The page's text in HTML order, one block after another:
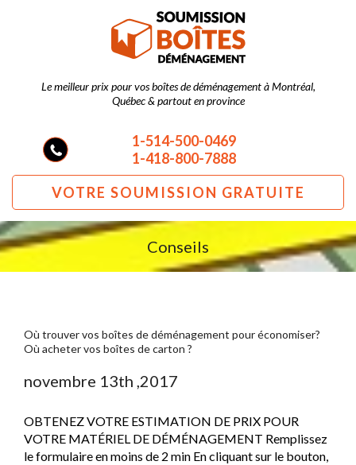
Le meilleur prix pour vos boîtes de déménagement à Montréal,
Québec & partout en province
1-514-500-0469
1-418-800-7888
VOTRE SOUMISSION GRATUITE
Conseils
Où trouver vos boîtes de déménagement pour économiser?
Où acheter vos boîtes de carton ?
novembre 13th ,2017
OBTENEZ VOTRE ESTIMATION DE PRIX POUR
VOTRE MATÉRIEL DE DÉMÉNAGEMENT Remplissez
le formulaire en moins de 2 min En cliquant sur le bouton,